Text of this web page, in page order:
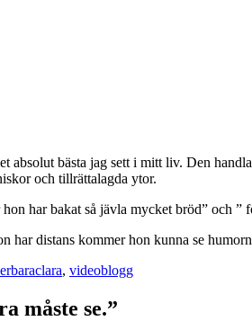
absolut bästa jag sett i mitt liv. Den
och tillrättalagda ytor.
har bakat så jävla mycket bröd” och
har distans kommer hon kunna se
, videoblogg
måste se.”